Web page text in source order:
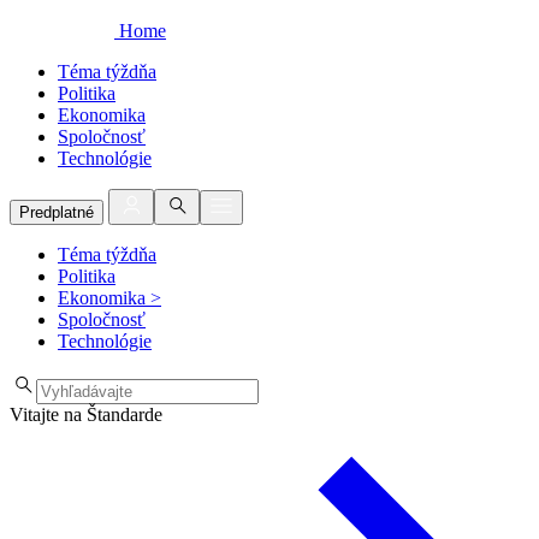
Home
Téma týždňa
Politika
Ekonomika
Spoločnosť
Technológie
Predplatné
Téma týždňa
Politika
Ekonomika >
Spoločnosť
Technológie
Vitajte na Štandarde